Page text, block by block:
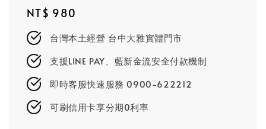
Regular
price
NT$ 980
台灣本土經營 台中大雅實體門市
支援LINE PAY、藍新金流安全付款機制
即時客服快速服務 0900-622212
可刷信用卡享分期0利率